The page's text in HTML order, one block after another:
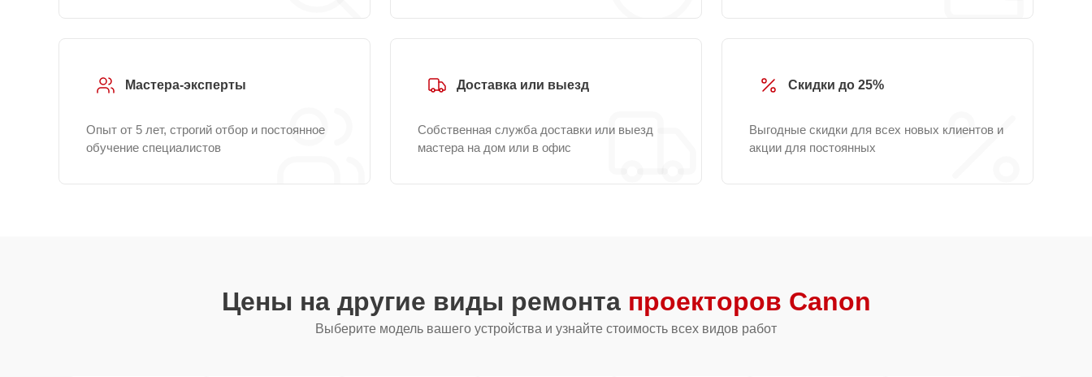
Мастера-эксперты
Опыт от 5 лет, строгий отбор и постоянное
обучение специалистов
Доставка или выезд
Собственная служба доставки или выезд
мастера на дом или в офис
Скидки до 25%
Выгодные скидки для всех новых клиентов и
акции для постоянных
Цены на другие виды ремонта проекторов Canon
Выберите модель вашего устройства и узнайте стоимость всех видов работ